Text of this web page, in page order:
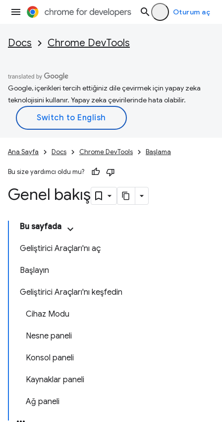
Oturum aç
Docs Chrome DevTools
Google, içerikleri tercih ettiğiniz dile çevirmek için yapay zeka
teknolojisini kullanır. Yapay zeka çevirilerinde hata olabilir.
Ana Sayfa Docs Chrome DevTools Başlama
Bu size yardımcı oldu mu?
Genel bakış
Bu sayfada
Geliştirici Araçları'nı aç
Başlayın
Geliştirici Araçları'nı keşfedin
Cihaz Modu
Nesne paneli
Konsol paneli
Kaynaklar paneli
Ağ paneli